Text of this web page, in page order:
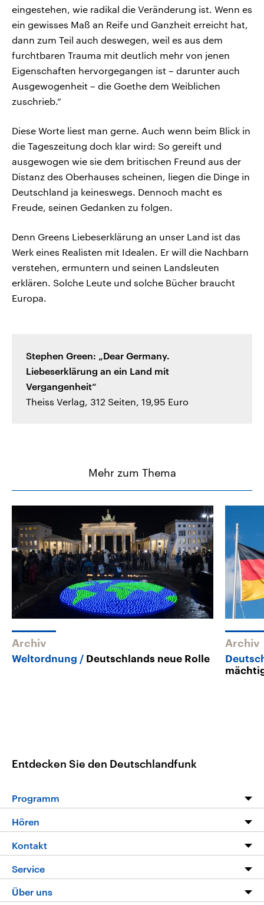
eingestehen, wie radikal die Veränderung ist. Wenn es
ein gewisses Maß an Reife und Ganzheit erreicht hat,
dann zum Teil auch deswegen, weil es aus dem
furchtbaren Trauma mit deutlich mehr von jenen
Eigenschaften hervorgegangen ist – darunter auch
Ausgewogenheit – die Goethe dem Weiblichen
zuschrieb.“
Diese Worte liest man gerne. Auch wenn beim Blick in
die Tageszeitung doch klar wird: So gereift und
ausgewogen wie sie dem britischen Freund aus der
Distanz des Oberhauses scheinen, liegen die Dinge in
Deutschland ja keineswegs. Dennoch macht es
Freude, seinen Gedanken zu folgen.
Denn Greens Liebeserklärung an unser Land ist das
Werk eines Realisten mit Idealen. Er will die Nachbarn
verstehen, ermuntern und seinen Landsleuten
erklären. Solche Leute und solche Bücher braucht
Europa.
Stephen Green: „Dear Germany.
Liebeserklärung an ein Land mit
Vergangenheit“
Theiss Verlag, 312 Seiten, 19,95 Euro
Mehr zum Thema
Archiv
Weltordnung Deutschlands neue Rolle
Archiv
Entdecken Sie den Deutschlandfunk
Programm
Die Nachrichten
Nachrichtenleicht
Neue Beiträge auf dlf.de
Hören
Livestream
Podcasts
Deutschlandfunk App
Kontakt
Service
FAQ
Über uns